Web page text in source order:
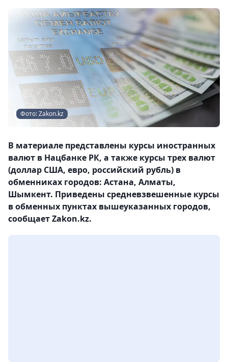
Фото: Zakon.kz
В материале представлены курсы иностранных
валют в Нацбанке РК, а также курсы трех валют
(доллар США, евро, российский рубль) в
обменниках городов: Астана, Алматы,
Шымкент. Приведены средневзвешенные курсы
в обменных пунктах вышеуказанных городов,
сообщает Zakon.kz.